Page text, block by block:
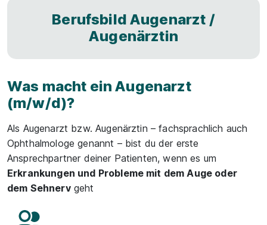
Berufsbild Augenarzt /
Augenärztin
Was macht ein Augenarzt
(m/w/d)?
Als Augenarzt bzw. Augenärztin – fachsprachlich auch
Ophthalmologe genannt – bist du der erste
Ansprechpartner deiner Patienten, wenn es um
Erkrankungen und Probleme mit dem Auge oder
dem Sehnervgeht